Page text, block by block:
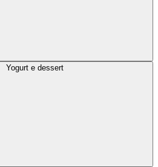
Yogurt e dessert